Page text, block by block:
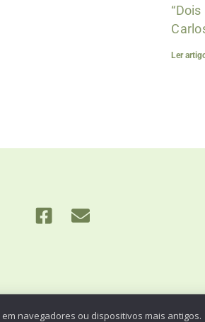
Ler
navegadores ou dispositivos mais antigos.